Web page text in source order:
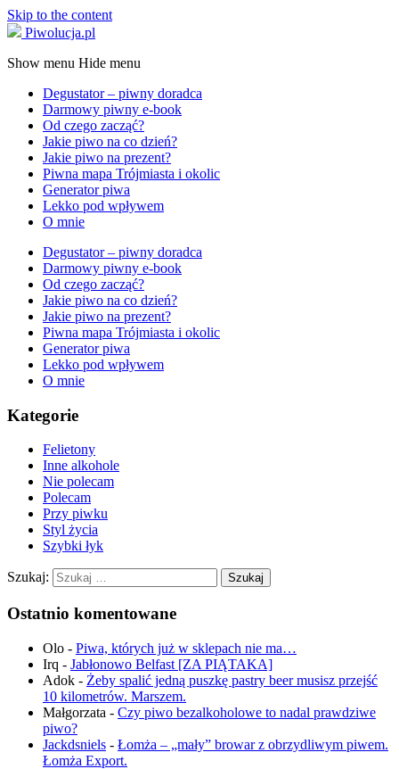
Skip to the content
Piwolucja.pl
Show menu Hide menu
Degustator – piwny doradca
Darmowy piwny e-book
Od czego zacząć?
Jakie piwo na co dzień?
Jakie piwo na prezent?
Piwna mapa Trójmiasta i okolic
Generator piwa
Lekko pod wpływem
O mnie
Degustator – piwny doradca
Darmowy piwny e-book
Od czego zacząć?
Jakie piwo na co dzień?
Jakie piwo na prezent?
Piwna mapa Trójmiasta i okolic
Generator piwa
Lekko pod wpływem
O mnie
Kategorie
Felietony
Inne alkohole
Nie polecam
Polecam
Przy piwku
Styl życia
Szybki łyk
Szukaj:
Ostatnio komentowane
Olo - Piwa, których już w sklepach nie ma…
Irq - Jabłonowo Belfast [ZA PIĄTAKA]
Adok - Żeby spalić jedną puszkę pastry beer musisz przejść
10 kilometrów. Marszem.
Małgorzata - Czy piwo bezalkoholowe to nadal prawdziwe
piwo?
Jackdsniels - Łomża – „mały” browar z obrzydliwym piwem.
Łomża Export.